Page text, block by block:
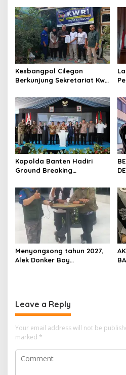
Kesbangpol Cilegon
Berkunjung Sekretariat Kwri
Kemitraan yang kokoh
Kapolda Banten Hadiri
Ground Breaking
Kantor DPD RI di Ibu Kota
Provinsi Banten
Menyongsong tahun 2027,
Alek Donker Boy
profesionalisme dalam
menjalankan tugas
jurnalistik
Leave a Reply
Your email address will not be
marked *